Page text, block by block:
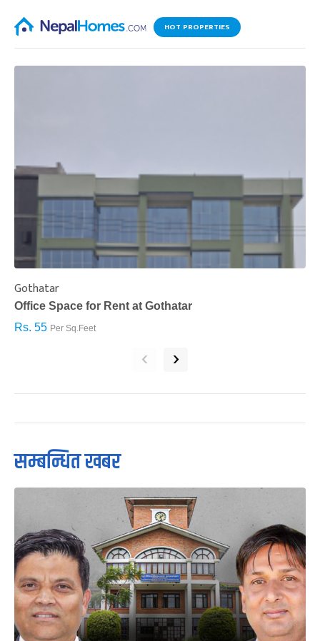
HOT PROPERTIES
Gothatar
Office Space for Rent at Gothatar
Rs. 55 Per Sq.Feet
‹ ›
सम्बन्धित खबर